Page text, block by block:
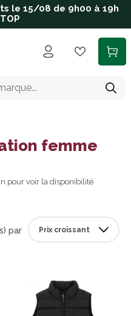
le 15/08 de 9h00 à 19h
femme
pour voir la disponibilité
par